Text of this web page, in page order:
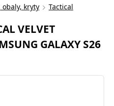
obaly, kryty Tactical
VELVET
GALAXY S26